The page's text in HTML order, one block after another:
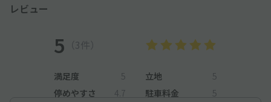
レビュー
5 （3件）
満足度 5 立地
5
停めやすさ
4.7 駐車料金 5